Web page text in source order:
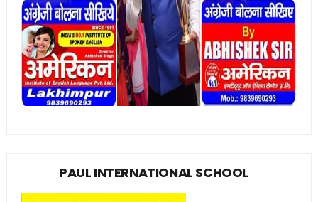
PAUL INTERNATIONAL SCHOOL